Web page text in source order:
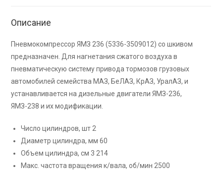
Описание
Пневмокомпрессор ЯМЗ 236 (5336-3509012) со шкивом
предназначен. Для нагнетания сжатого воздуха в
пневматическую систему привода тормозов грузовых
автомобилей семейства МАЗ, БеЛАЗ, КрАЗ, УралАЗ, и
устанавливается на дизельные двигатели ЯМЗ-236,
ЯМЗ-238 и их модификации.
Число цилиндров, шт 2
Диаметр цилиндра, мм 60
Объем цилиндра, см 3 214
Макс. частота вращения к/вала, об/мин 2500